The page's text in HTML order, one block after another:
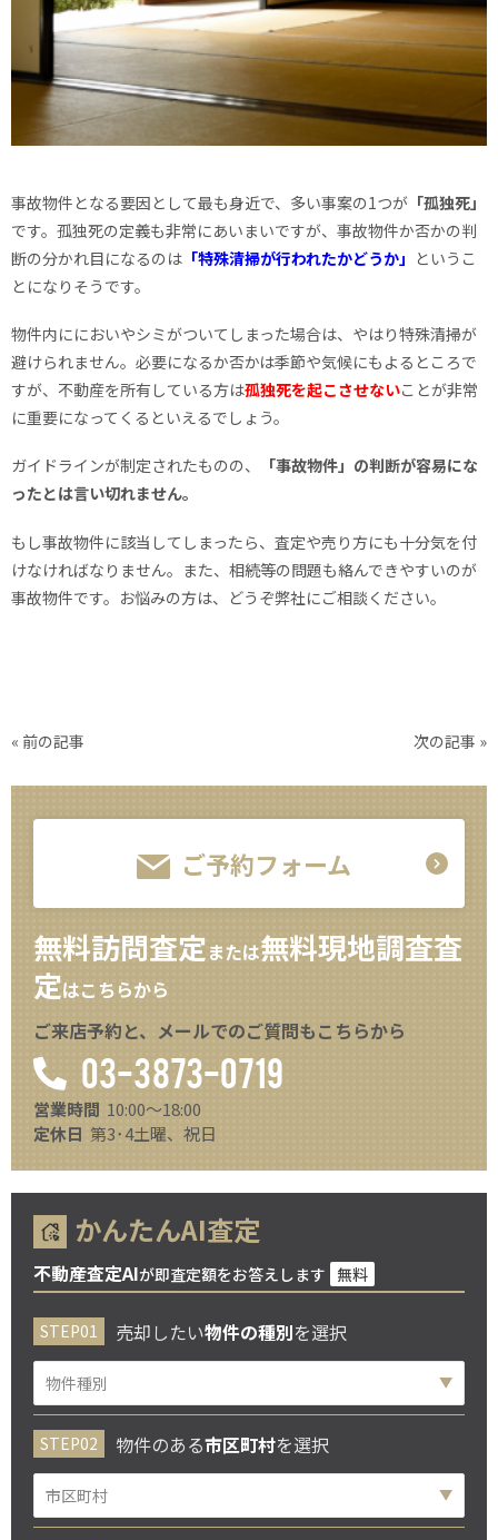
事故物件となる要因として最も身近で、多い事案の1つが 「孤独死」
です。孤独死の定義も非常にあいまいですが、事故物件か否かの判
断の分かれ目になるのは 「特殊清掃が行われたかどうか」 というこ
とになりそうです。
物件内ににおいやシミがついてしまった場合は、やはり特殊清掃が
避けられません。必要になるか否かは季節や気候にもよるところで
すが、不動産を所有している方は孤独死を起こさせないことが非常
に重要になってくるといえるでしょう。
ガイドラインが制定されたものの、
「事故物件」の判断が容易にな
ったとは言い切れません。
もし事故物件に該当してしまったら、査定や売り方にも十分気を付
けなければなりません。また、相続等の問題も絡んできやすいのが
事故物件です。お悩みの方は、どうぞ弊社にご相談ください。
« 前の記事 次の記事 »
ご予約フォーム
無料訪問査定または無料現地調査査
定はこちらから
ご来店予約と、メールでのご質問もこちらから
03-3873-0719
営業時間 10:00～18:00
定休日 第3･4土曜、祝日
かんたんAI査定
不動産査定AIが即査定額をお答えします 無料
売却したい物件の種別を選択
物件のある市区町村を選択